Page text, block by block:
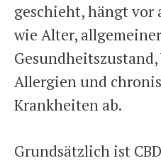
geschieht, hängt vor
wie Alter, allgemeiner
Allergien und
Krankheiten ab.
Grundsätzlich ist